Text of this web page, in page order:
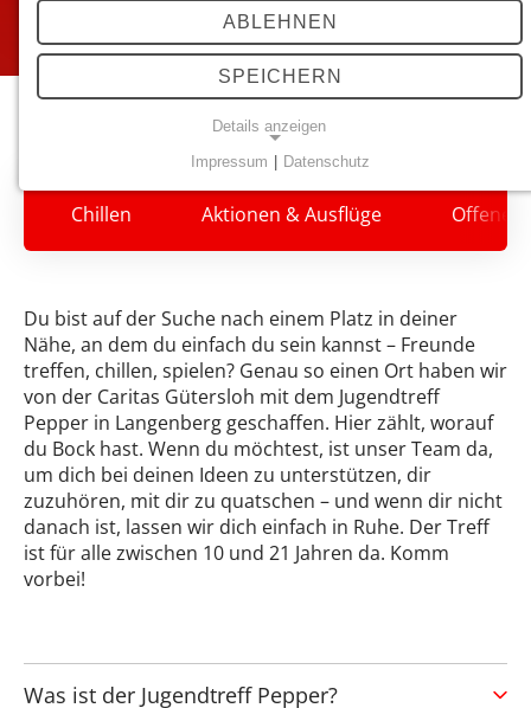
Dein Treff, deine Leute
Chillen Aktionen & Ausflüge Offener
Du bist auf der Suche nach einem Platz in deiner
Nähe, an dem du einfach du sein kannst – Freunde
treffen, chillen, spielen? Genau so einen Ort haben wir
von der Caritas Gütersloh mit dem Jugendtreff
Pepper in Langenberg geschaffen. Hier zählt, worauf
du Bock hast. Wenn du möchtest, ist unser Team da,
um dich bei deinen Ideen zu unterstützen, dir
zuzuhören, mit dir zu quatschen – und wenn dir nicht
danach ist, lassen wir dich einfach in Ruhe. Der Treff
ist für alle zwischen 10 und 21 Jahren da. Komm
vorbei!
Was ist der Jugendtreff Pepper?
ABLEHNEN
SPEICHERN
Details anzeigen
NOTWENDIGE COOKIES
Notwendige Cookies ermöglichen grundlegende
Funktionen und sind für die einwandfreie Funktion der
Name:
cookie_consent
Zweck:
Dieser Cookie speichert die ausgewählten Einverständnis-
Optionen des Benutzers
Cookie Laufzeit:
1 Jahr
STATISTIK
Statistik Cookies erfassen Informationen anonym.
Diese Informationen helfen uns zu verstehen, wie
unsere Besucher unsere Website nutzen.
Anbieter:
Google Ireland Limited Gordon House, Barrow Street Dublin 4
Impressum | Datenschutz